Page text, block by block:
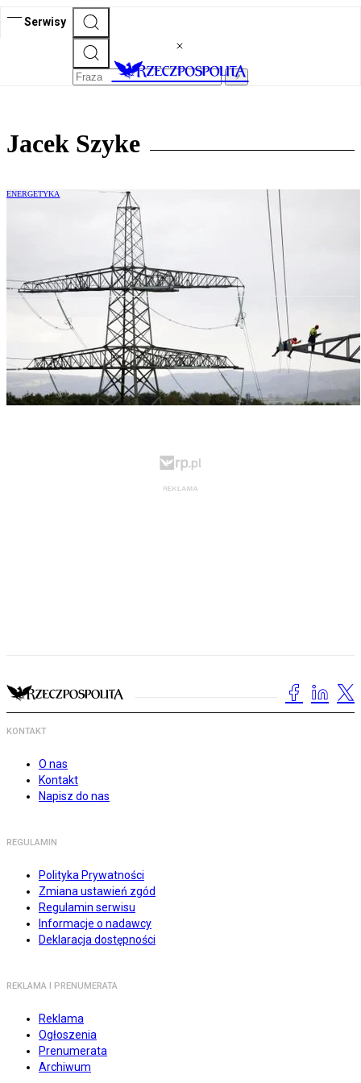
Serwisy
Jacek Szyke
ENERGETYKA
Energetyczne dylematy
KONTAKT
O nas
Kontakt
Napisz do nas
REGULAMIN
Polityka Prywatności
Zmiana ustawień zgód
Regulamin serwisu
Informacje o nadawcy
Deklaracja dostępności
REKLAMA I PRENUMERATA
Reklama
Ogłoszenia
Prenumerata
Archiwum